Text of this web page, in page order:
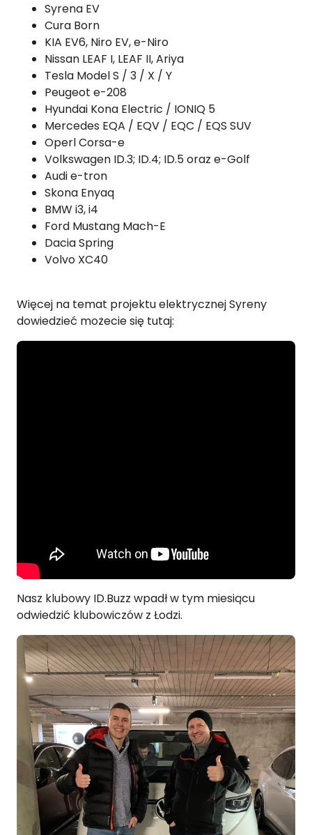
Syrena EV
Cura Born
KIA EV6, Niro EV, e-Niro
Nissan LEAF I, LEAF II, Ariya
Tesla Model S / 3 / X / Y
Peugeot e-208
Hyundai Kona Electric / IONIQ 5
Mercedes EQA / EQV / EQC / EQS SUV
Operl Corsa-e
Volkswagen ID.3; ID.4; ID.5 oraz e-Golf
Audi e-tron
Skona Enyaq
BMW i3, i4
Ford Mustang Mach-E
Dacia Spring
Volvo XC40
Więcej na temat projektu elektrycznej Syreny
dowiedzieć możecie się tutaj:
Nasz klubowy ID.Buzz wpadł w tym miesiącu
odwiedzić klubowiczów z Łodzi.